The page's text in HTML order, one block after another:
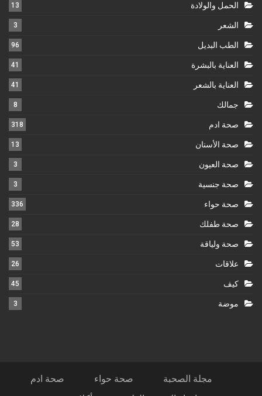
الحمل والولادة 13
الشعر 3
الطب البديل 96
العناية بالبشرة 41
العناية بالشعر 41
جمالك 8
صحة ادم 318
صحة الأسنان 13
صحة العيون 3
صحة جنسية 3
صحة حواء 336
صحة طفلك 28
صحة ولياقة 53
علاقات 26
كيف 45
موضة 3
مجلة الصحبة صحة حواء
صحة ادم